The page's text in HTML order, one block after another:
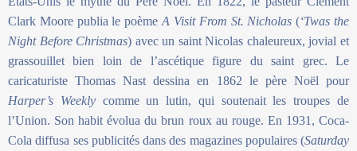
Clark Moore publia le poèmeA Visit From St. Nicholas (‘Twas the
Night Before Christmas) avec un saint Nicolas chaleureux, jovial et
grassouillet bien loin de l’ascétique figure du saint grec. Le
caricaturiste Thomas Nast dessina en 1862 le père Noël pour
Harper’s Weeklycomme un lutin, qui soutenait les troupes de
l’Union. Son habit évolua du brun roux au rouge. En 1931, Coca-
Cola diffusa ses publicités dans des magazines populaires (Saturday